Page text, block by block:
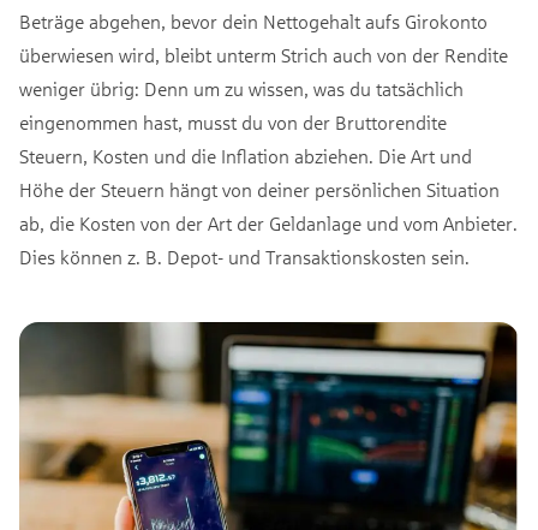
Beträge abgehen, bevor dein Nettogehalt aufs Girokonto
überwiesen wird, bleibt unterm Strich auch von der Rendite
weniger übrig: Denn um zu wissen, was du tatsächlich
eingenommen hast, musst du von der Bruttorendite
Steuern, Kosten und die Inflation abziehen. Die Art und
Höhe der Steuern hängt von deiner persönlichen Situation
ab, die Kosten von der Art der Geldanlage und vom Anbieter.
Dies können z. B. Depot- und Transaktionskosten sein.